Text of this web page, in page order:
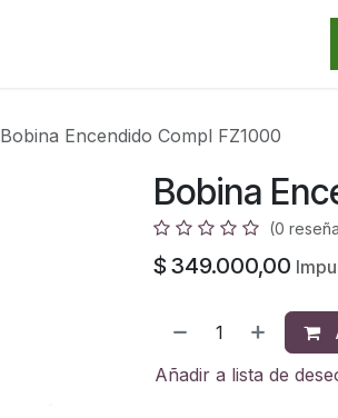
Bobina Encendido Compl FZ1000
Bobina
(0
$ 349.000,00
Añadir a lista de